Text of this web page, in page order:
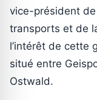
vice-président
transports et de
l’intérêt de cette
situé entre
Ostwald.